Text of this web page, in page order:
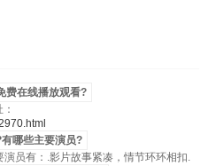
费在线播放观看?
哪些主要演员?
员有：.影片故事紧凑，情节环环相扣.